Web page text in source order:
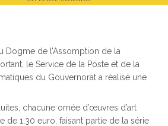
Dogme de l’Assomption de la
le Service de la Poste et de la
du Gouvernorat a réalisé une
chacune ornée d’œuvres d’art
1,30 euro, faisant partie de la série